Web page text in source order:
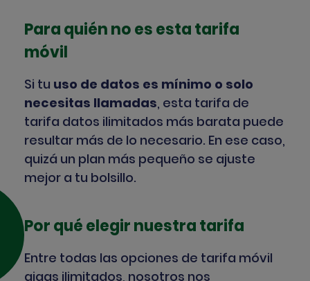
Para quién no es esta tarifa
móvil
Si tu uso de datos es mínimo o solo
necesitas llamadas, esta tarifa de
tarifa datos ilimitados más barata puede
resultar más de lo necesario. En ese caso,
quizá un plan más pequeño se ajuste
mejor a tu bolsillo.
Por qué elegir nuestra tarifa
Entre todas las opciones de tarifa móvil
gigas ilimitados, nosotros nos